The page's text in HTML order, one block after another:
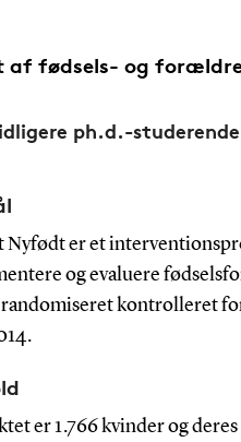
af fødsels- og
ph.d.-
Nyfødt er et
og evaluere
randomiseret kontrolleret
er 1.766 kvinder og